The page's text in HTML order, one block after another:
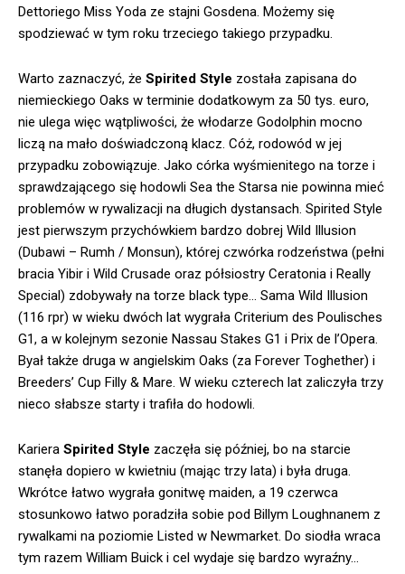
Dettoriego Miss Yoda ze stajni Gosdena. Możemy się
spodziewać w tym roku trzeciego takiego przypadku.
Warto zaznaczyć, że Spirited Style została zapisana do
niemieckiego Oaks w terminie dodatkowym za 50 tys. euro,
nie ulega więc wątpliwości, że włodarze Godolphin mocno
liczą na mało doświadczoną klacz. Cóż, rodowód w jej
przypadku zobowiązuje. Jako córka wyśmienitego na torze i
sprawdzającego się hodowli Sea the Starsa nie powinna mieć
problemów w rywalizacji na długich dystansach. Spirited Style
jest pierwszym przychówkiem bardzo dobrej Wild Illusion
(Dubawi – Rumh / Monsun), której czwórka rodzeństwa (pełni
bracia Yibir i Wild Crusade oraz półsiostry Ceratonia i Really
Special) zdobywały na torze black type… Sama Wild Illusion
(116 rpr) w wieku dwóch lat wygrała Criterium des Poulisches
G1, a w kolejnym sezonie Nassau Stakes G1 i Prix de l’Opera.
Byał także druga w angielskim Oaks (za Forever Toghether) i
Breeders’ Cup Filly & Mare. W wieku czterech lat zaliczyła trzy
nieco słabsze starty i trafiła do hodowli.
Kariera Spirited Style zaczęła się później, bo na starcie
stanęła dopiero w kwietniu (mając trzy lata) i była druga.
Wkrótce łatwo wygrała gonitwę maiden, a 19 czerwca
stosunkowo łatwo poradziła sobie pod Billym Loughnanem z
rywalkami na poziomie Listed w Newmarket. Do siodła wraca
tym razem William Buick i cel wydaje się bardzo wyraźny…